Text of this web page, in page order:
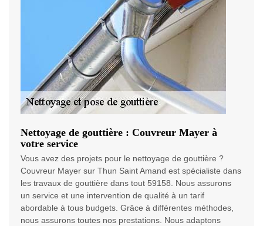
Nettoyage de gouttière : Couvreur Mayer à
votre service
Vous avez des projets pour le nettoyage de gouttière ?
Couvreur Mayer sur Thun Saint Amand est spécialiste dans
les travaux de gouttière dans tout 59158. Nous assurons
un service et une intervention de qualité à un tarif
abordable à tous budgets. Grâce à différentes méthodes,
nous assurons toutes nos prestations. Nous adaptons